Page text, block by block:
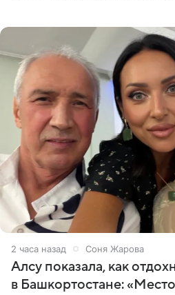
2 часа назад Соня Жарова
Алсу показала, как
в Башкортостане: